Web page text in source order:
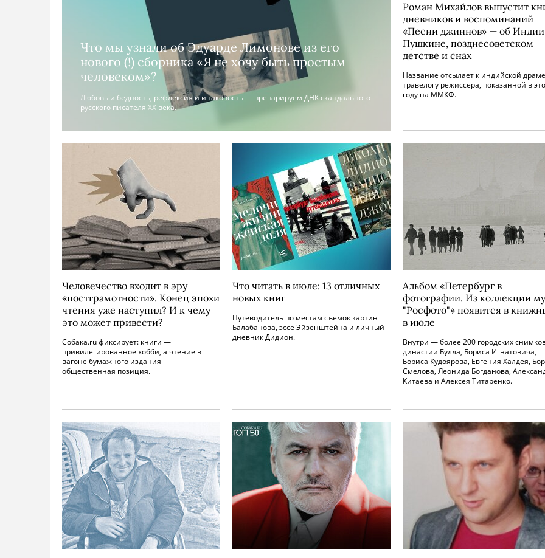
Что мы узнали об Эдуарде Лимонове из его
нового (!) сборника «Я не хочу быть простым
человеком»?
Любовь и бедность, рефлексия и инаковость — препарируем ДНК скандального
русского писателя ХХ века.
Роман Михайлов выпустит
дневников и воспоминаний
«Песни джиннов» — об
Пушкине, позднесоветском
детстве и снах
Название отсылает к индийской
травелогу режиссера, показанной в
году на ММКФ.
Человечество входит в эру
«постграмотности». Конец эпохи
чтения уже наступил? И к чему
это может привести?
Собака.ru фиксирует: книги —
привилегированное хобби, а чтение в
вагоне бумажного издания -
общественная позиция.
Что читать в июле: 13 отличных
новых книг
Путеводитель по местам съемок картин
Балабанова, эссе Эйзенштейна и личный
дневник Дидион.
Альбом «Петербург в
фотографии. Из коллекции
"Росфото"» появится в
в июле
Внутри — более 200 городских
династии Булла, Бориса Игнатовича,
Бориса Кудоярова, Евгения Халдея,
Смелова, Леонида Богданова,
Китаева и Алексея Титаренко.